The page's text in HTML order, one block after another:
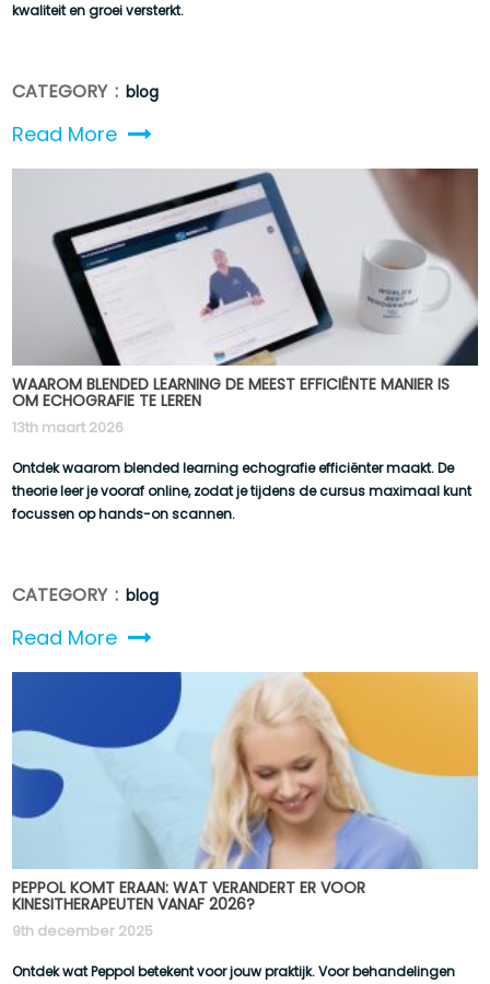
kwaliteit en groei versterkt.
CATEGORY :blog
Read More
WAAROM BLENDED LEARNING DE MEEST EFFICIËNTE MANIER IS
OM ECHOGRAFIE TE LEREN
13th maart 2026
Ontdek waarom blended learning echografie efficiënter maakt. De
theorie leer je vooraf online, zodat je tijdens de cursus maximaal kunt
focussen op hands-on scannen.
CATEGORY :blog
Read More
PEPPOL KOMT ERAAN: WAT VERANDERT ER VOOR
KINESITHERAPEUTEN VANAF 2026?
9th december 2025
Ontdek wat Peppol betekent voor jouw praktijk. Voor behandelingen